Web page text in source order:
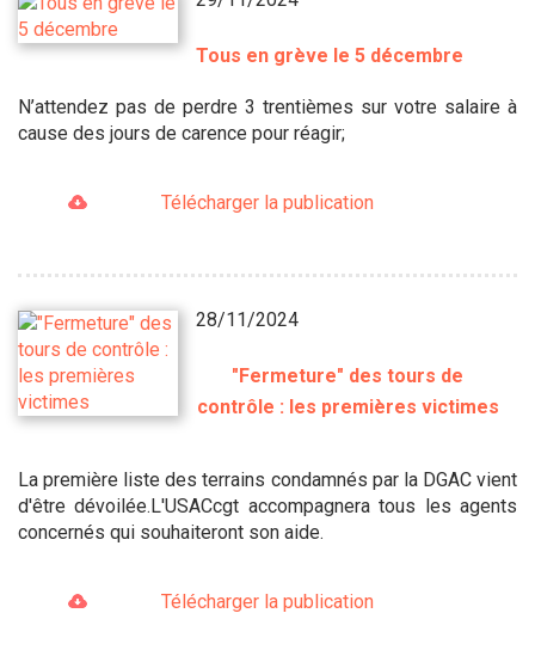
Tous en grève le 5 décembre
N’attendez pas de perdre 3 trentièmes sur votre salaire à
cause des jours de carence pour réagir;
Télécharger la publication
28/11/2024
"Fermeture" des tours de
contrôle : les premières victimes
La première liste des terrains condamnés par la DGAC vient
d'être dévoilée.L'USACcgt accompagnera tous les agents
concernés qui souhaiteront son aide.
Télécharger la publication